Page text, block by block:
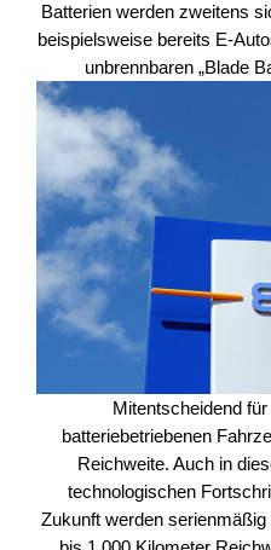
Batterien werden zweitens
beispielsweise bereits E-
unbrennbaren „Blade
Mitentscheidend
batteriebetriebenen
Reichweite. Auch in
technologischen
Zukunft werden